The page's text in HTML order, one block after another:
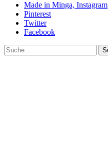
Made in Minga, Instagram
Pinterest
Twitter
Facebook
Suche